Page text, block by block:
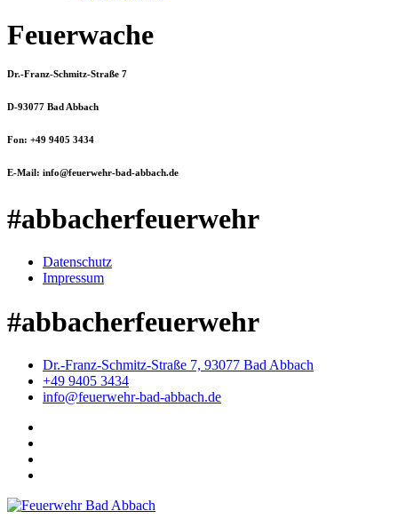
Feuerwache
Dr.-Franz-Schmitz-Straße 7
D-93077 Bad Abbach
Fon: +49 9405 3434
E-Mail: info@feuerwehr-bad-abbach.de
#abbacherfeuerwehr
Datenschutz
Impressum
#abbacherfeuerwehr
Dr.-Franz-Schmitz-Straße 7, 93077 Bad Abbach
+49 9405 3434
info@feuerwehr-bad-abbach.de